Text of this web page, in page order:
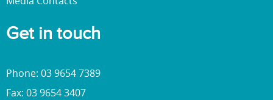
Get in touch
Phone: 03 9654 7389
Fax: 03 9654 3407